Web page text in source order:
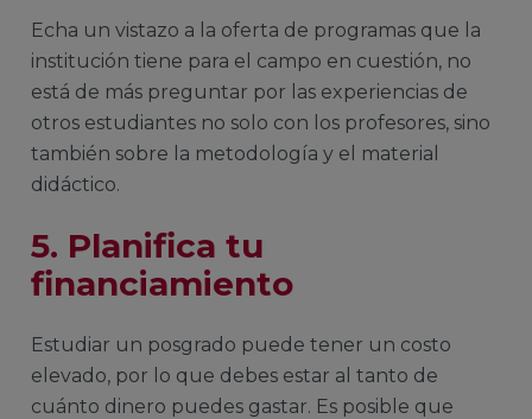
Echa un vistazo a la oferta de programas que la
institución tiene para el campo en cuestión, no
está de más preguntar por las experiencias de
otros estudiantes no solo con los profesores, sino
también sobre la metodología y el material
didáctico.
5. Planifica tu
financiamiento
Estudiar un posgrado puede tener un costo
elevado, por lo que debes estar al tanto de
cuánto dinero puedes gastar. Es posible que